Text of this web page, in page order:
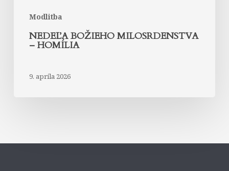
Modlitba
NEDEĽA BOŽIEHO MILOSRDENSTVA
– HOMÍLIA
9. apríla 2026